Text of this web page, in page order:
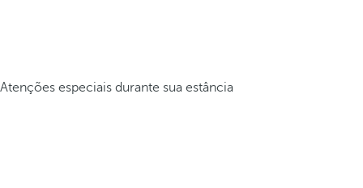
Atenções especiais durante sua estância